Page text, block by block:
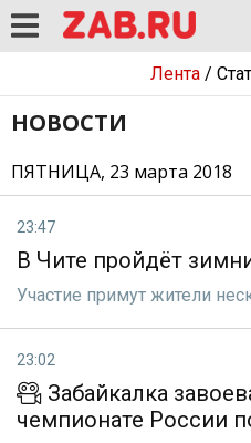
Лента/
НОВОСТИ
ПЯТНИЦА, 23 марта 2018
23:47
В Чите пройдёт
Участие примут жители
23:02
Забайкалка
чемпионате России